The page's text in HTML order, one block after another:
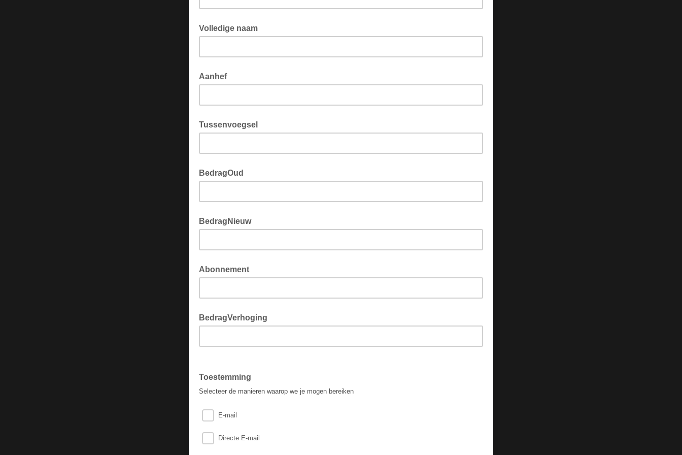
Volledige naam
Aanhef
Tussenvoegsel
BedragOud
BedragNieuw
Abonnement
BedragVerhoging
Toestemming
Selecteer de manieren waarop we je mogen bereiken
E-mail
Directe E-mail